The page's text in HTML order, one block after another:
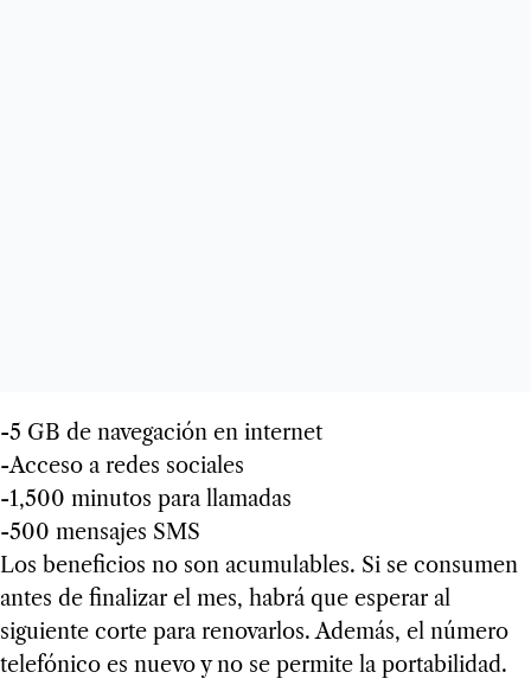
-5 GB de navegación en internet
-Acceso a redes sociales
-1,500 minutos para llamadas
-500 mensajes SMS
Los beneficios no son acumulables. Si se consumen
antes de finalizar el mes, habrá que esperar al
siguiente corte para renovarlos. Además, el número
telefónico es nuevo y no se permite la portabilidad.